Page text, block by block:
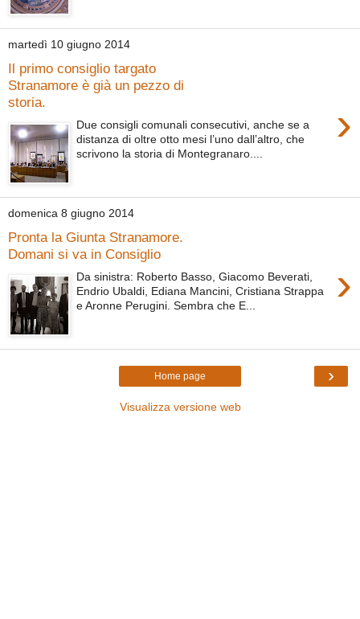
martedì 10 giugno 2014
Il primo consiglio targato
Stranamore è già un pezzo di
storia.
›
Due consigli comunali consecutivi, anche se a
distanza di oltre otto mesi l’uno dall’altro, che
scrivono la storia di Montegranaro....
domenica 8 giugno 2014
Pronta la Giunta Stranamore.
Domani si va in Consiglio
›
Da sinistra: Roberto Basso, Giacomo Beverati,
Endrio Ubaldi, Ediana Mancini, Cristiana Strappa
e Aronne Perugini. Sembra che E...
›
Home page
Visualizza versione web